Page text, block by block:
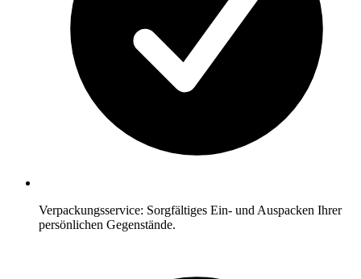
Verpackungsservice: Sorgfältiges Ein- und Auspacken Ihrer
persönlichen Gegenstände.